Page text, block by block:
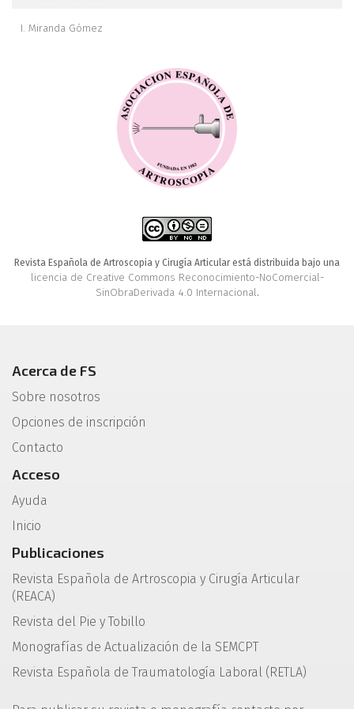
I. Miranda Gómez
Revista Española de Artroscopia y Cirugía Articular está distribuida bajo una
licencia de Creative Commons Reconocimiento-NoComercial-
SinObraDerivada 4.0 Internacional.
Acerca de FS
Sobre nosotros
Opciones de inscripción
Contacto
Acceso
Ayuda
Inicio
Publicaciones
Revista Española de Artroscopia y Cirugía Articular
(REACA)
Revista del Pie y Tobillo
Monografías de Actualización de la SEMCPT
Revista Española de Traumatología Laboral (RETLA)